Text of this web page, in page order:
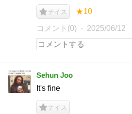
ナイス ★10
コメント(0) 2025/06/12
Sehun Joo
It's fine
ナイス